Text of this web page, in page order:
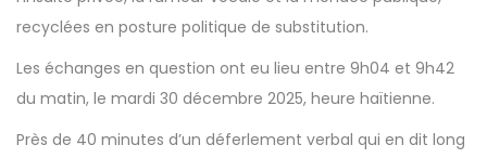
recyclées en posture politique de substitution.
Les échanges en question ont eu lieu entre 9h04 et 9h42
du matin, le mardi 30 décembre 2025, heure haïtienne.
Près de 40 minutes d’un déferlement verbal qui en dit long